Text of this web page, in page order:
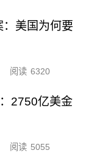
美国为何要
阅读 6320
2750亿美金
阅读 5055